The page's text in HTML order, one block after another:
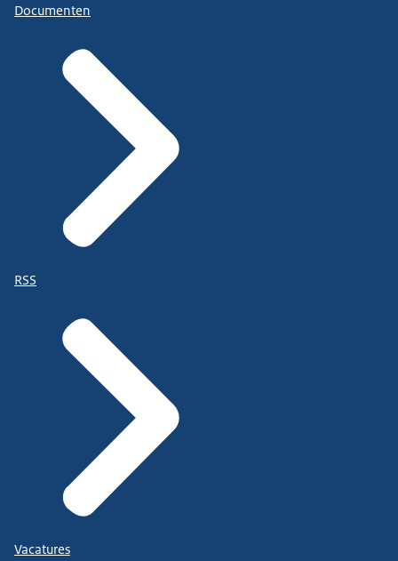
Documenten
RSS
Vacatures